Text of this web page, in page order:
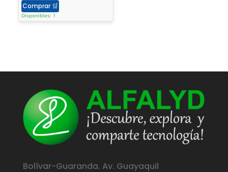
Comprar 🛒
Disponibles: 1
Bolívar-Guaranda. Av. Guayaquil